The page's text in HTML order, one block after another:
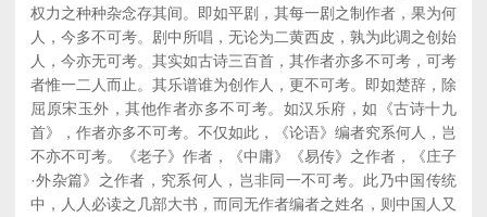
权力之种种杂念存其间。即如平剧，其每一剧之制作者，果为何
人，今多不可考。剧中所唱，无论为二黄西皮，孰为此调之创始
人，今亦无可考。其实如古诗三百首，其作者亦多不可考，可考
者惟一二人而止。其乐谱谁为创作人，更不可考。即如楚辞，除
屈原宋玉外，其他作者亦多不可考。如汉乐府，如《古诗十九
首》，作者亦多不可考。不仅如此，《论语》编者究系何人，岂
不亦不可考。《老子》作者，《中庸》《易传》之作者，《庄子
·外杂篇》之作者，究系何人，岂非同一不可考。此乃中国传统
中，人人必读之几部大书，而同无作者编者之姓名，则中国人又